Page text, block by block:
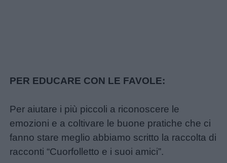
PER EDUCARE CON LE FAVOLE:
Per aiutare i più piccoli a riconoscere le
emozioni e a coltivare le buone pratiche che ci
fanno stare meglio abbiamo scritto la raccolta di
racconti “Cuorfolletto e i suoi amici”.